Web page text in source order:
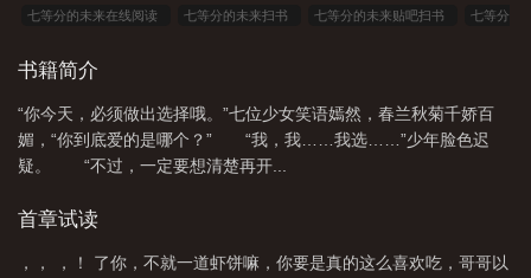
七等分的未来在线阅读 七等分的未来扫书 七等分的未来贴吧扫书 七等分
的身份 七等分的未来李白不太白
局 七等分的未来为什么下架 七等分的未来原版txt 七等分的未来 无广
告 七等分的未来优书网 七等分的未来百度百科 七等分的未来苏夭夭是
章 七等分的未来女主
来三百五十章 七等分的未来123 七等分的未来女主介绍 七等分的未来
书籍简介
“你今天，必须做出选择哦。”七位少女笑语嫣然，春兰秋菊千娇百
媚，“你到底爱的是哪个？” “我，我……我选……”少年脸色迟
疑。 “不过，一定要想清楚再开...
首章试读
，， ，！ 了你，不就一道虾饼嘛，你要是真的这么喜欢吃，哥哥以